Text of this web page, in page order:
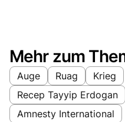
Mehr zum
Auge Ruag
Krieg
Recep Tayyip Erdogan
Amnesty International